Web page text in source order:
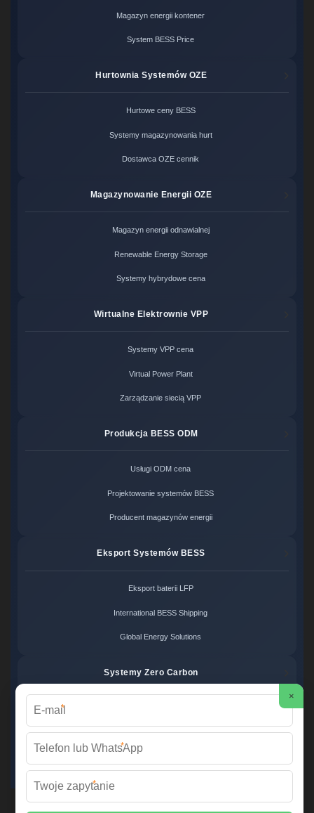
Magazyn energii kontener
System BESS Price
Hurtownia Systemów OZE
Hurtowe ceny BESS
Systemy magazynowania hurt
Dostawca OZE cennik
Magazynowanie Energii OZE
Magazyn energii odnawialnej
Renewable Energy Storage
Systemy hybrydowe cena
Wirtualne Elektrownie VPP
Systemy VPP cena
Virtual Power Plant
Zarządzanie siecią VPP
Produkcja BESS ODM
Usługi ODM cena
Projektowanie systemów BESS
Producent magazynów energii
Eksport Systemów BESS
Eksport baterii LFP
International BESS Shipping
Global Energy Solutions
Systemy Zero Carbon
Zero Carbon Energy
Ekologiczne rozwiązania OZE
Wirtualna Elektrownia Polska ©
Mapa strony
×
*
*
*